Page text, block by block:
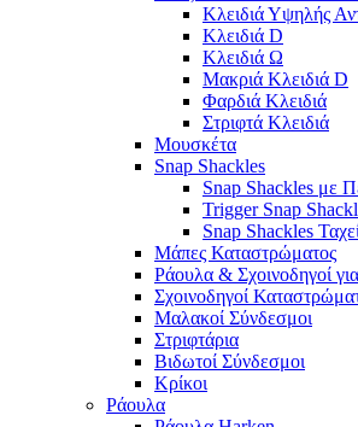
Κλειδιά Υψηλής
Κλειδιά D
Κλειδιά Ω
Μακριά Κλειδιά D
Φαρδιά Κλειδιά
Στριφτά Κλειδιά
Μουσκέτα
Snap Shackles
Snap Shackles με
Trigger Snap
Snap Shackles
Μάπες Καταστρώματος
Ράουλα & Σχοινοδηγοί
Σχοινοδηγοί
Μαλακοί Σύνδεσμοι
Στριφτάρια
Βιδωτοί Σύνδεσμοι
Κρίκοι
Ράουλα